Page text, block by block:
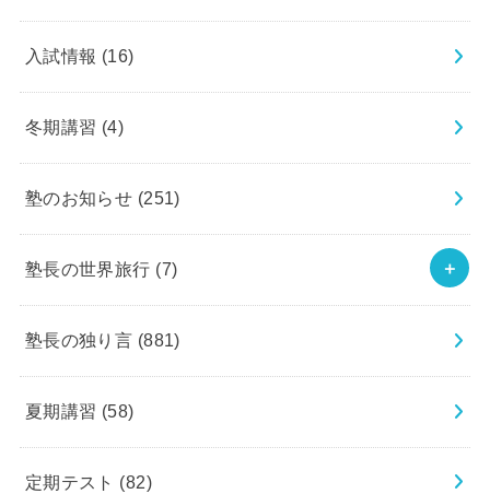
入試情報 (16)
冬期講習 (4)
塾のお知らせ (251)
塾長の世界旅行 (7)
塾長の独り言 (881)
夏期講習 (58)
定期テスト (82)